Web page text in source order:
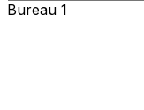
Bureau 1